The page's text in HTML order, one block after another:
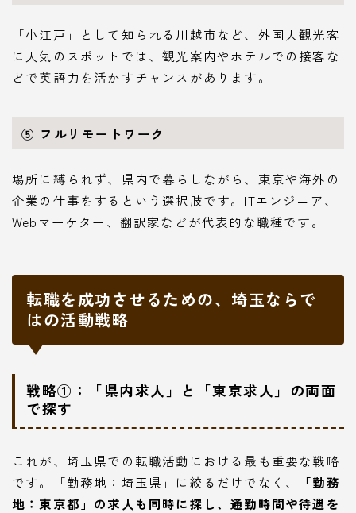
「小江戸」として知られる川越市など、外国人観光客
に人気のスポットでは、観光案内やホテルでの接客な
どで英語力を活かすチャンスがあります。
⑤ フルリモートワーク
場所に縛られず、県内で暮らしながら、東京や海外の
企業の仕事をするという選択肢です。ITエンジニア、
Webマーケター、翻訳家などが代表的な職種です。
転職を成功させるための、埼玉ならで
はの活動戦略
戦略①：「県内求人」と「東京求人」の両面
で探す
これが、埼玉県での転職活動における最も重要な戦略
です。「勤務地：埼玉県」に絞るだけでなく、
「勤務
地：東京都」の求人も同時に探し、通勤時間や待遇を